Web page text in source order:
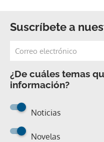
Suscríbete a
¿De cuáles temas
información?
Noticias
Novelas